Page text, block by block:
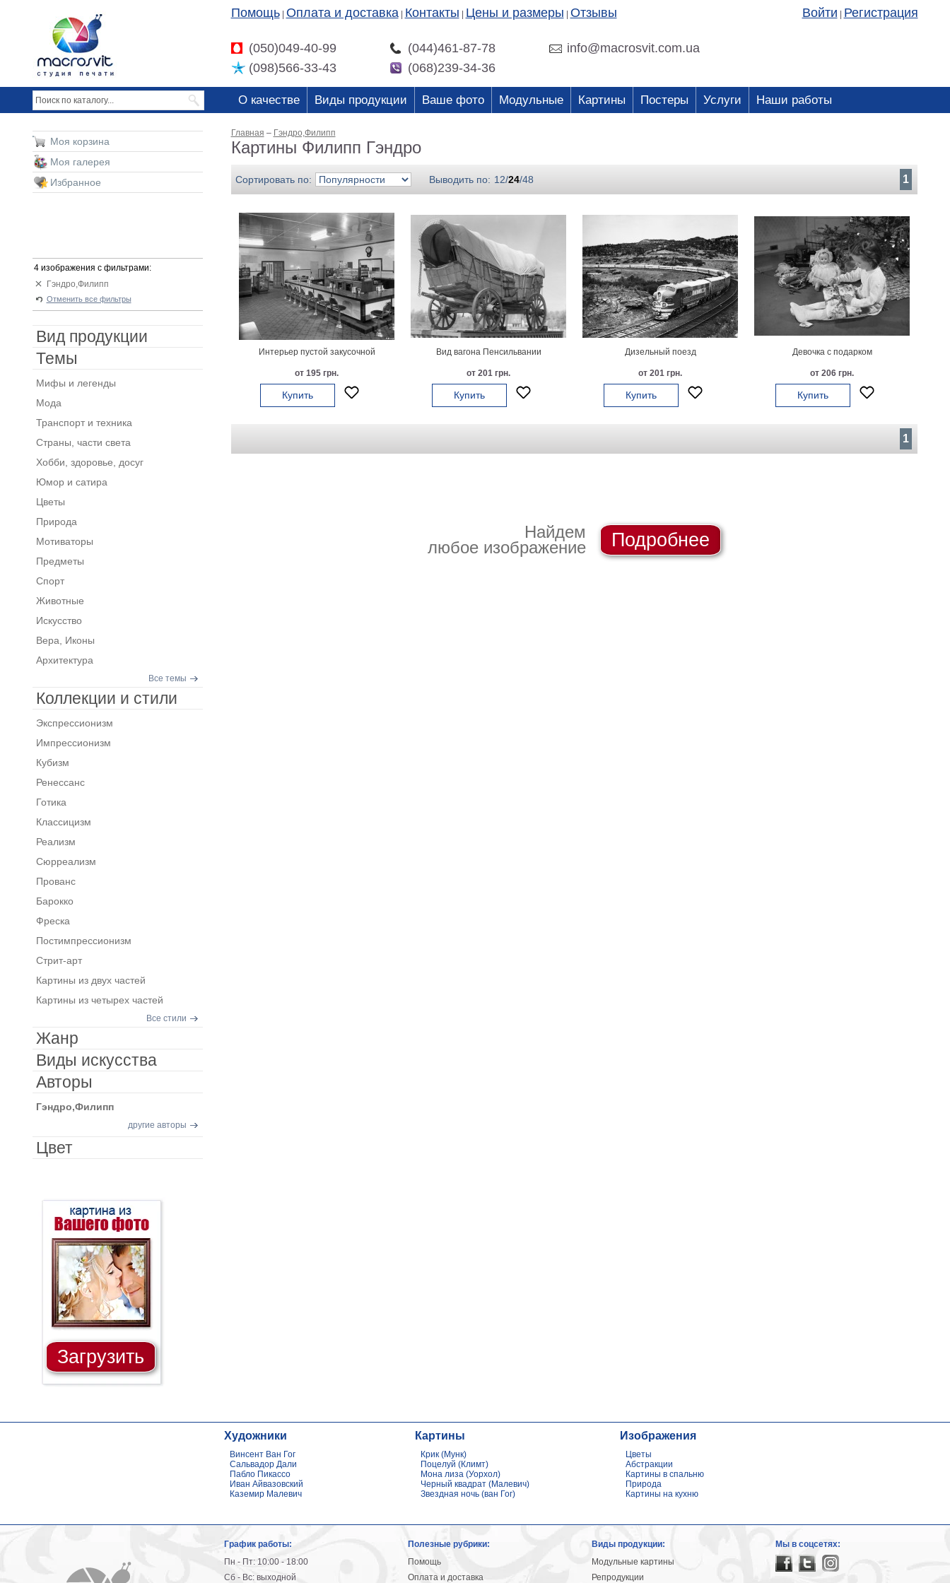
Помощь Оплата и доставка Контакты Цены и размеры Отзывы Войти Регистрация
(050)049-40-99 (044)461-87-78
info@macrosvit.com.ua
(098)566-33-43
(068)239-34-36
О качестве Виды продукции Ваше фото Модульные Картины Постеры Услуги Наши работы
Главная – Гэндро,Филипп
Картины Филипп Гэндро
Сортировать по: Выводить по: 12/24/48 1
Интерьер пустой закусочной
от 195 грн.
Купить
Вид вагона Пенсильвании
от 201 грн.
Купить
Дизельный поезд
от 201 грн.
Купить
Девочка с подарком
от 206 грн.
Купить
1
Найдем
любое изображение
Подробнее
Моя корзина
Моя галерея
Избранное
4 изображения с фильтрами:
Гэндро,Филипп
Отменить все фильтры
Вид продукции
Темы
Мифы и легенды
Мода
Транспорт и техника
Страны, части света
Хобби, здоровье, досуг
Юмор и сатира
Цветы
Природа
Мотиваторы
Предметы
Спорт
Животные
Искусство
Вера, Иконы
Архитектура
Все темы
Коллекции и стили
Экспрессионизм
Импрессионизм
Кубизм
Ренессанс
Готика
Классицизм
Реализм
Сюрреализм
Прованс
Барокко
Фреска
Постимпрессионизм
Стрит-арт
Картины из двух частей
Картины из четырех частей
Все стили
Жанр
Виды искусства
Авторы
Гэндро,Филипп
другие авторы
Цвет
Загрузить
Художники
Винсент Ван Гог
Сальвадор Дали
Пабло Пикассо
Иван Айвазовский
Каземир Малевич
Картины
Крик (Мунк)
Поцелуй (Климт)
Мона лиза (Уорхол)
Черный квадрат (Малевич)
Звездная ночь (ван Гог)
Изображения
Цветы
Абстракции
Картины в спальню
Природа
Картины на кухню
График работы:
Пн - Пт: 10:00 - 18:00
Сб - Вс: выходной
Полезные рубрики:
Помощь
Оплата и доставка
Виды продукции:
Модульные картины
Репродукции
Мы в соцсетях: